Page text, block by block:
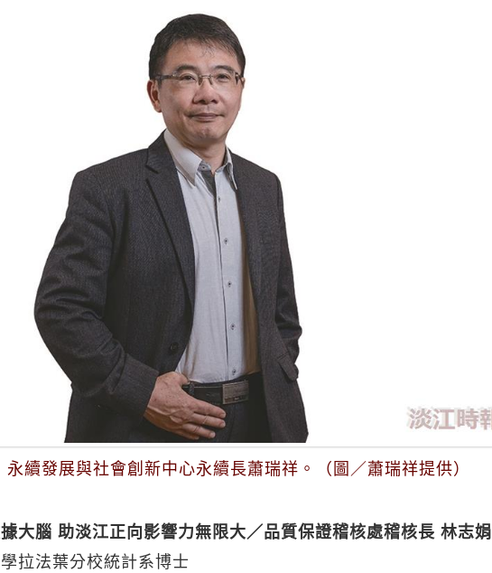
永續發展與社會創新中心永續長蕭瑞祥。（圖／蕭瑞祥提供）
大腦 助淡江正向影響力無限大／品質保證稽核處稽核長 林志娟
拉法葉分校統計系博士